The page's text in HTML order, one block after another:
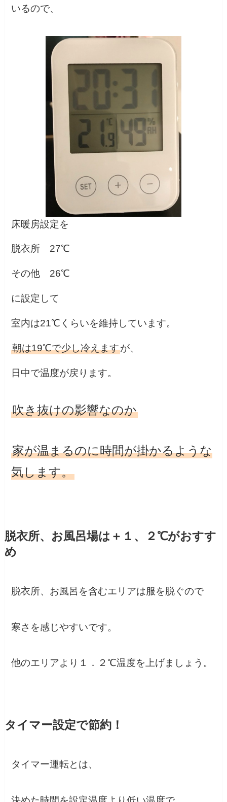
いるので、
床暖房設定を
脱衣所 27℃
その他 26℃
に設定して
室内は21℃くらいを維持しています。
朝は19℃で少し冷えますが、
日中で温度が戻ります。
吹き抜けの影響なのか
家が温まるのに時間が掛かるような
気します。
脱衣所、お風呂場は＋１、２℃がおすす
め
脱衣所、お風呂を含むエリアは服を脱ぐので
寒さを感じやすいです。
他のエリアより１．２℃温度を上げましょう。
タイマー設定で節約！
タイマー運転とは、